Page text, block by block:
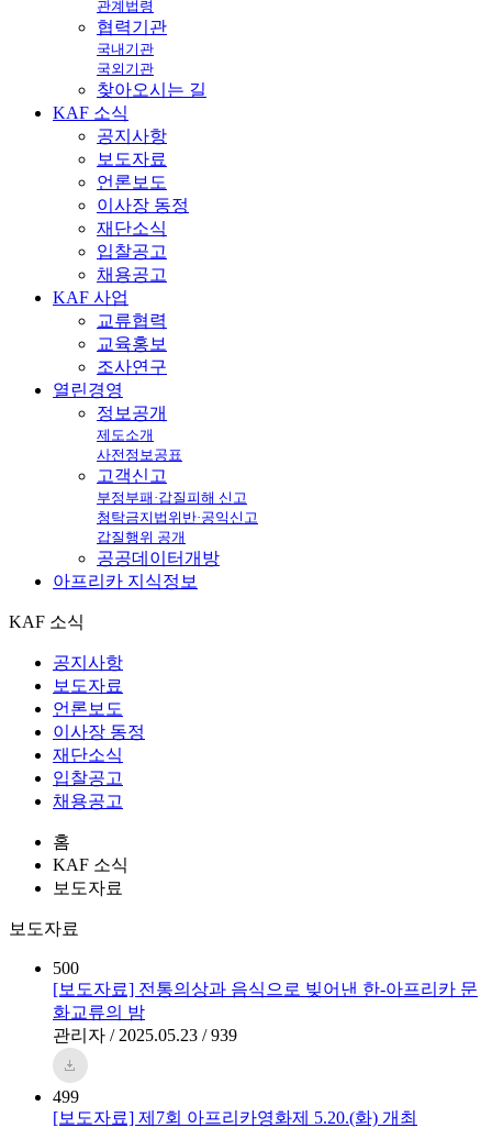
관계법령
협력기관
국내기관
국외기관
찾아오시는 길
KAF 소식
공지사항
보도자료
언론보도
이사장 동정
재단소식
입찰공고
채용공고
KAF 사업
교류협력
교육홍보
조사연구
열린경영
정보공개
제도소개
사전정보공표
고객신고
부정부패·갑질피해 신고
청탁금지법위반·공익신고
갑질행위 공개
공공데이터개방
아프리카 지식정보
KAF 소식
공지사항
보도자료
언론보도
이사장 동정
재단소식
입찰공고
채용공고
홈
KAF 소식
보도자료
보도자료
500
[보도자료] 전통의상과 음식으로 빚어낸 한-아프리카 문
화교류의 밤
관리자 / 2025.05.23 / 939
499
[보도자료] 제7회 아프리카영화제 5.20.(화) 개최